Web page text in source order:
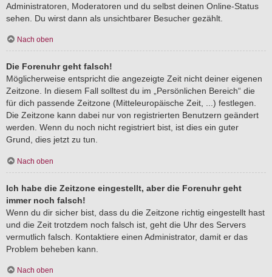
Administratoren, Moderatoren und du selbst deinen Online-Status
sehen. Du wirst dann als unsichtbarer Besucher gezählt.
Nach oben
Die Forenuhr geht falsch!
Möglicherweise entspricht die angezeigte Zeit nicht deiner eigenen
Zeitzone. In diesem Fall solltest du im „Persönlichen Bereich“ die
für dich passende Zeitzone (Mitteleuropäische Zeit, ...) festlegen.
Die Zeitzone kann dabei nur von registrierten Benutzern geändert
werden. Wenn du noch nicht registriert bist, ist dies ein guter
Grund, dies jetzt zu tun.
Nach oben
Ich habe die Zeitzone eingestellt, aber die Forenuhr geht
immer noch falsch!
Wenn du dir sicher bist, dass du die Zeitzone richtig eingestellt hast
und die Zeit trotzdem noch falsch ist, geht die Uhr des Servers
vermutlich falsch. Kontaktiere einen Administrator, damit er das
Problem beheben kann.
Nach oben